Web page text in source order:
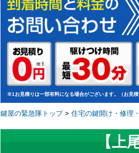
※1お見積りは一部有料になる場合がございます。（お見
鍵屋の緊急隊トップ> 住宅の鍵開け・修理
【上